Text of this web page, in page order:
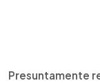
Presuntamente